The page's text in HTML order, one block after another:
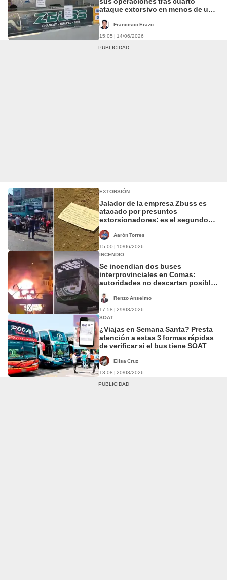
ataque extorsivo en menos de una
Francisco Erazo
15:05 | 14/06/2026
EXTORSIÓN
Jalador de la empresa Zbuss es
atacado por presuntos
extorsionadores: es el segundo
Aarón Torres
15:00 | 10/06/2026
INCENDIO
Se incendian dos buses
interprovinciales en Comas:
autoridades no descartan posible
Renzo Anselmo
17:58 | 29/03/2026
SOAT
¿Viajas en Semana Santa? Presta
atención a estas 3 formas rápidas
de verificar si el bus tiene SOAT
Elisa Cruz
13:08 | 20/03/2026